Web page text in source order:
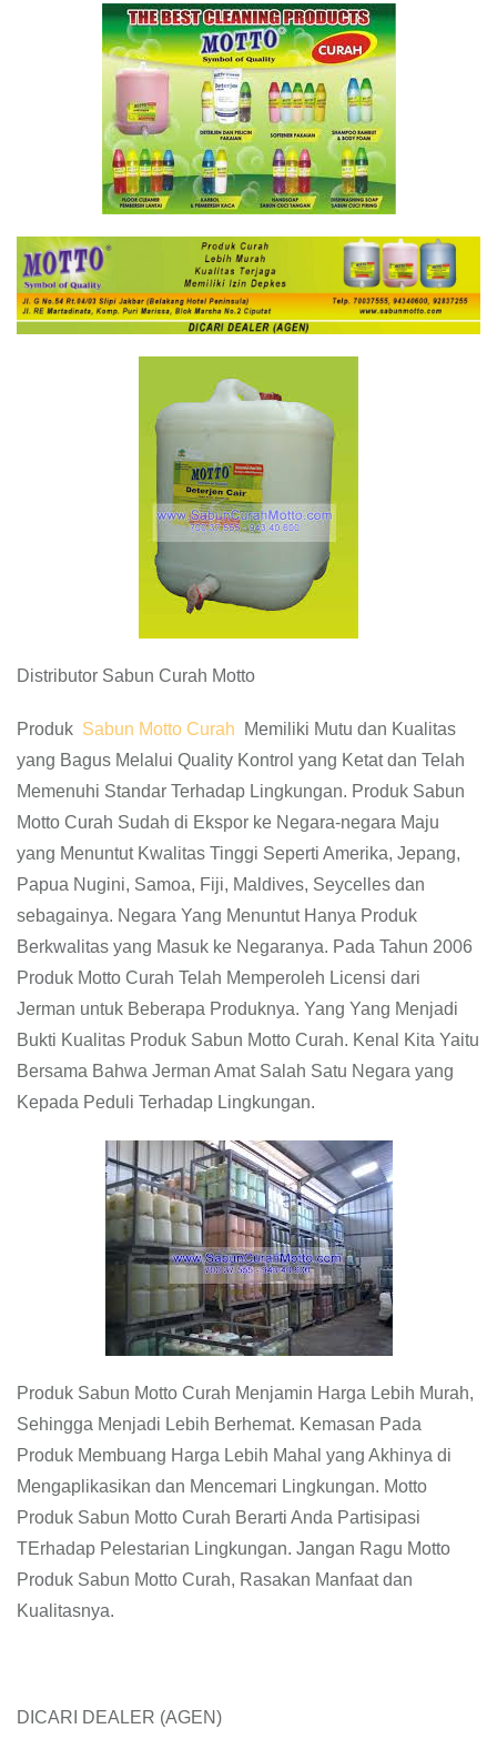
Distributor Sabun Curah Motto
Produk Sabun Motto Curah
Memiliki Mutu dan Kualitas
yang Bagus Melalui Quality Kontrol yang Ketat dan Telah
Memenuhi Standar Terhadap Lingkungan. Produk Sabun
Motto Curah Sudah di Ekspor ke Negara-negara Maju
yang Menuntut Kwalitas Tinggi Seperti Amerika, Jepang,
Papua Nugini, Samoa, Fiji, Maldives, Seycelles dan
sebagainya. Negara Yang Menuntut Hanya Produk
Berkwalitas yang Masuk ke Negaranya. Pada Tahun 2006
Produk Motto Curah Telah Memperoleh Licensi dari
Jerman untuk Beberapa Produknya. Yang Yang Menjadi
Bukti Kualitas Produk Sabun Motto Curah. Kenal Kita Yaitu
Bersama Bahwa Jerman Amat Salah Satu Negara yang
Kepada Peduli Terhadap Lingkungan.
Produk Sabun Motto Curah Menjamin Harga Lebih Murah,
Sehingga Menjadi Lebih Berhemat. Kemasan Pada
Produk Membuang Harga Lebih Mahal yang Akhinya di
Mengaplikasikan dan Mencemari Lingkungan. Motto
Produk Sabun Motto Curah Berarti Anda Partisipasi
TErhadap Pelestarian Lingkungan. Jangan Ragu Motto
Produk Sabun Motto Curah, Rasakan Manfaat dan
Kualitasnya.
DICARI DEALER (AGEN)